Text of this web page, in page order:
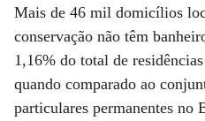
Mais de 46 mil domicílios
conservação não têm
1,16% do total de
quando comparado ao
particulares permanentes no